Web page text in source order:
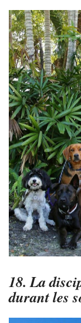
18. La
durant les